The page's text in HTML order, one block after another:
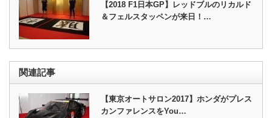
【2018 F1日本GP】レッドブルのリカルド
＆フェルスタッペンが来日！…
関連記事
【東京オートサロン2017】ホンダがプレス
カンファレンスをYou…